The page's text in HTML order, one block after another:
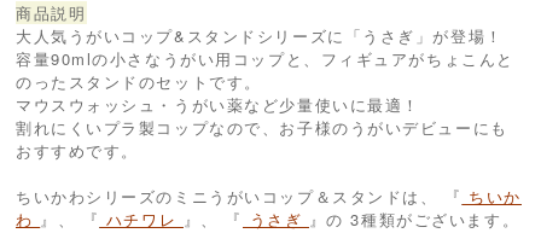
商品説明
大人気うがいコップ&スタンドシリーズに「うさぎ」が登場！
容量90mlの小さなうがい用コップと、フィギュアがちょこんと
のったスタンドのセットです。
マウスウォッシュ・うがい薬など少量使いに最適！
割れにくいプラ製コップなので、お子様のうがいデビューにも
おすすめです。
ちいかわシリーズのミニうがいコップ＆スタンドは、 『 ちいか
わ 』、 『 ハチワレ 』、 『 うさぎ 』の 3種類がございます。